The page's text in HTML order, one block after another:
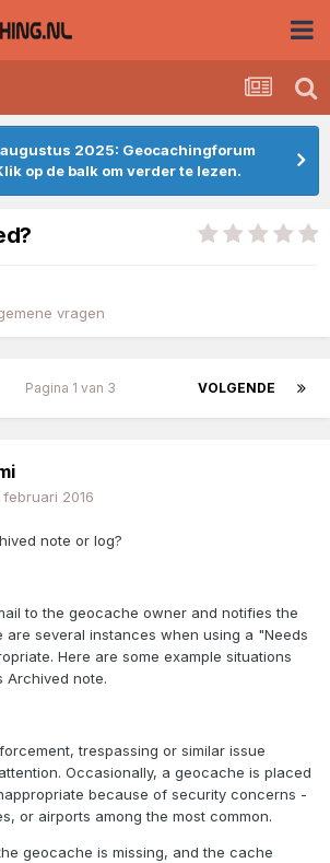
2025: Geocachingforum
op de balk om verder te lezen.
vragen
VOLGENDE
Pagina 1 van 3
februari 2016
note or log?
to the geocache owner and notifies the
are several instances when using a "Needs
Here are some example situations
Archived note.
trespassing or similar issue
Occasionally, a geocache is placed
because of security concerns -
or airports among the most common.
geocache is missing, and the cache